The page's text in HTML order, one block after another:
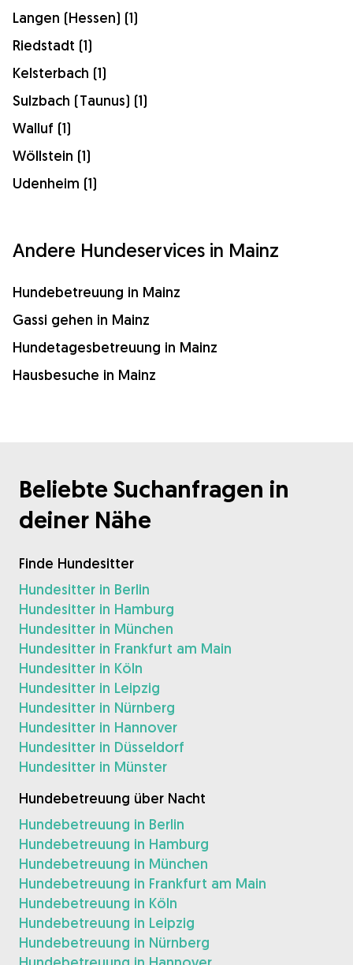
Langen (Hessen) (1)
Riedstadt (1)
Kelsterbach (1)
Sulzbach (Taunus) (1)
Walluf (1)
Wöllstein (1)
Udenheim (1)
Andere Hundeservices in Mainz
Hundebetreuung in Mainz
Gassi gehen in Mainz
Hundetagesbetreuung in Mainz
Hausbesuche in Mainz
Beliebte Suchanfragen in
deiner Nähe
Finde Hundesitter
Hundesitter in Berlin
Hundesitter in Hamburg
Hundesitter in München
Hundesitter in Frankfurt am Main
Hundesitter in Köln
Hundesitter in Leipzig
Hundesitter in Nürnberg
Hundesitter in Hannover
Hundesitter in Düsseldorf
Hundesitter in Münster
Hundebetreuung über Nacht
Hundebetreuung in Berlin
Hundebetreuung in Hamburg
Hundebetreuung in München
Hundebetreuung in Frankfurt am Main
Hundebetreuung in Köln
Hundebetreuung in Leipzig
Hundebetreuung in Nürnberg